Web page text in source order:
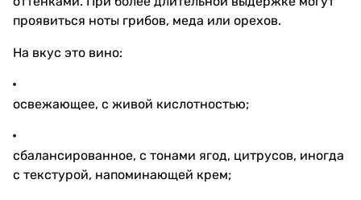
проявиться ноты грибов, меда или орехов.
На вкус это вино:
освежающее, с живой кислотностью;
сбалансированное, с тонами ягод, цитрусов, иногда
с текстурой, напоминающей крем;